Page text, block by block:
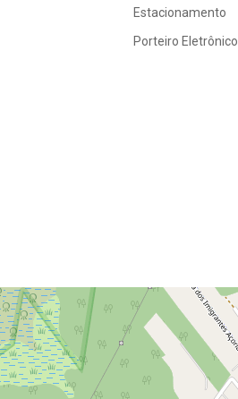
Estacionamento
Porteiro Eletrônico